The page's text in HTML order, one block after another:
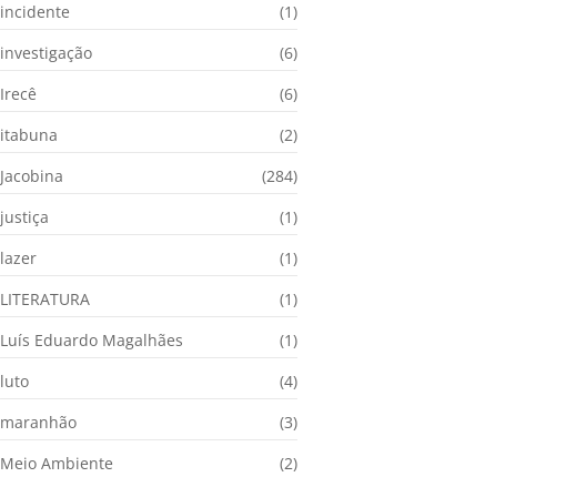
incidente
(1)
investigação
(6)
Irecê
(6)
itabuna
(2)
Jacobina
(284)
justiça
(1)
lazer
(1)
LITERATURA
(1)
Luís Eduardo Magalhães
(1)
luto
(4)
maranhão
(3)
Meio Ambiente
(2)